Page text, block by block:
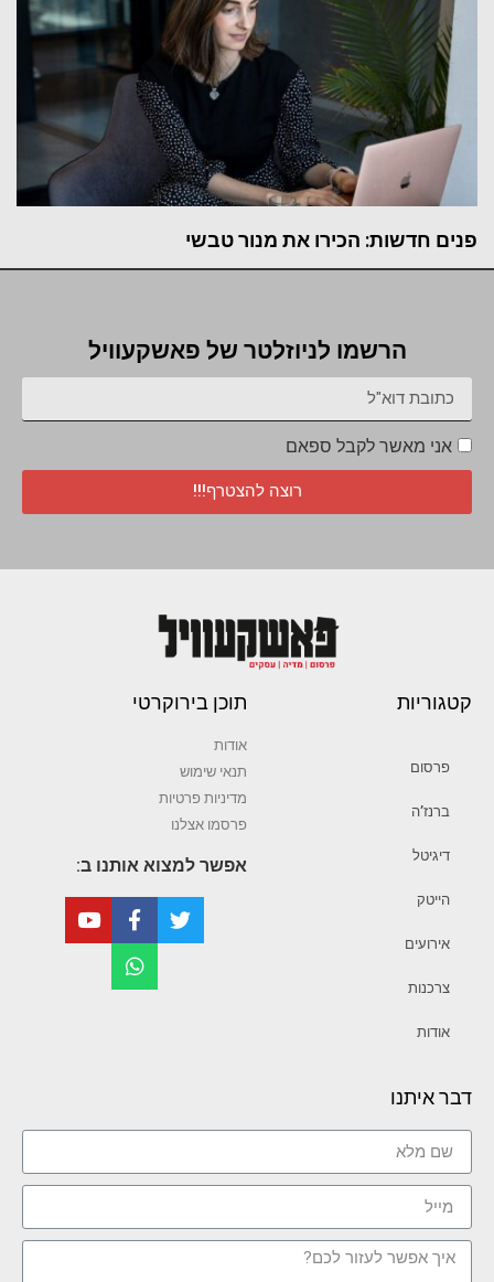
פנים חדשות: הכירו את מנור טבשי
הרשמו לניוזלטר של פאשקעוויל
אני מאשר לקבל ספאם
רוצה להצטרף!!!
קטגוריות
פרסום
ברנז’ה
דיגיטל
הייטק
אירועים
צרכנות
אודות
תוכן בירוקרטי
אודות
תנאי שימוש
מדיניות פרטיות
פרסמו אצלנו
אפשר למצוא אותנו ב:
דבר איתנו